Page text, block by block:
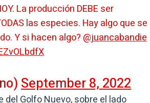
las especies. Hay algo que se
Y si hacen algo? @juancabandie
September 8, 2022
Golfo Nuevo, sobre el lado